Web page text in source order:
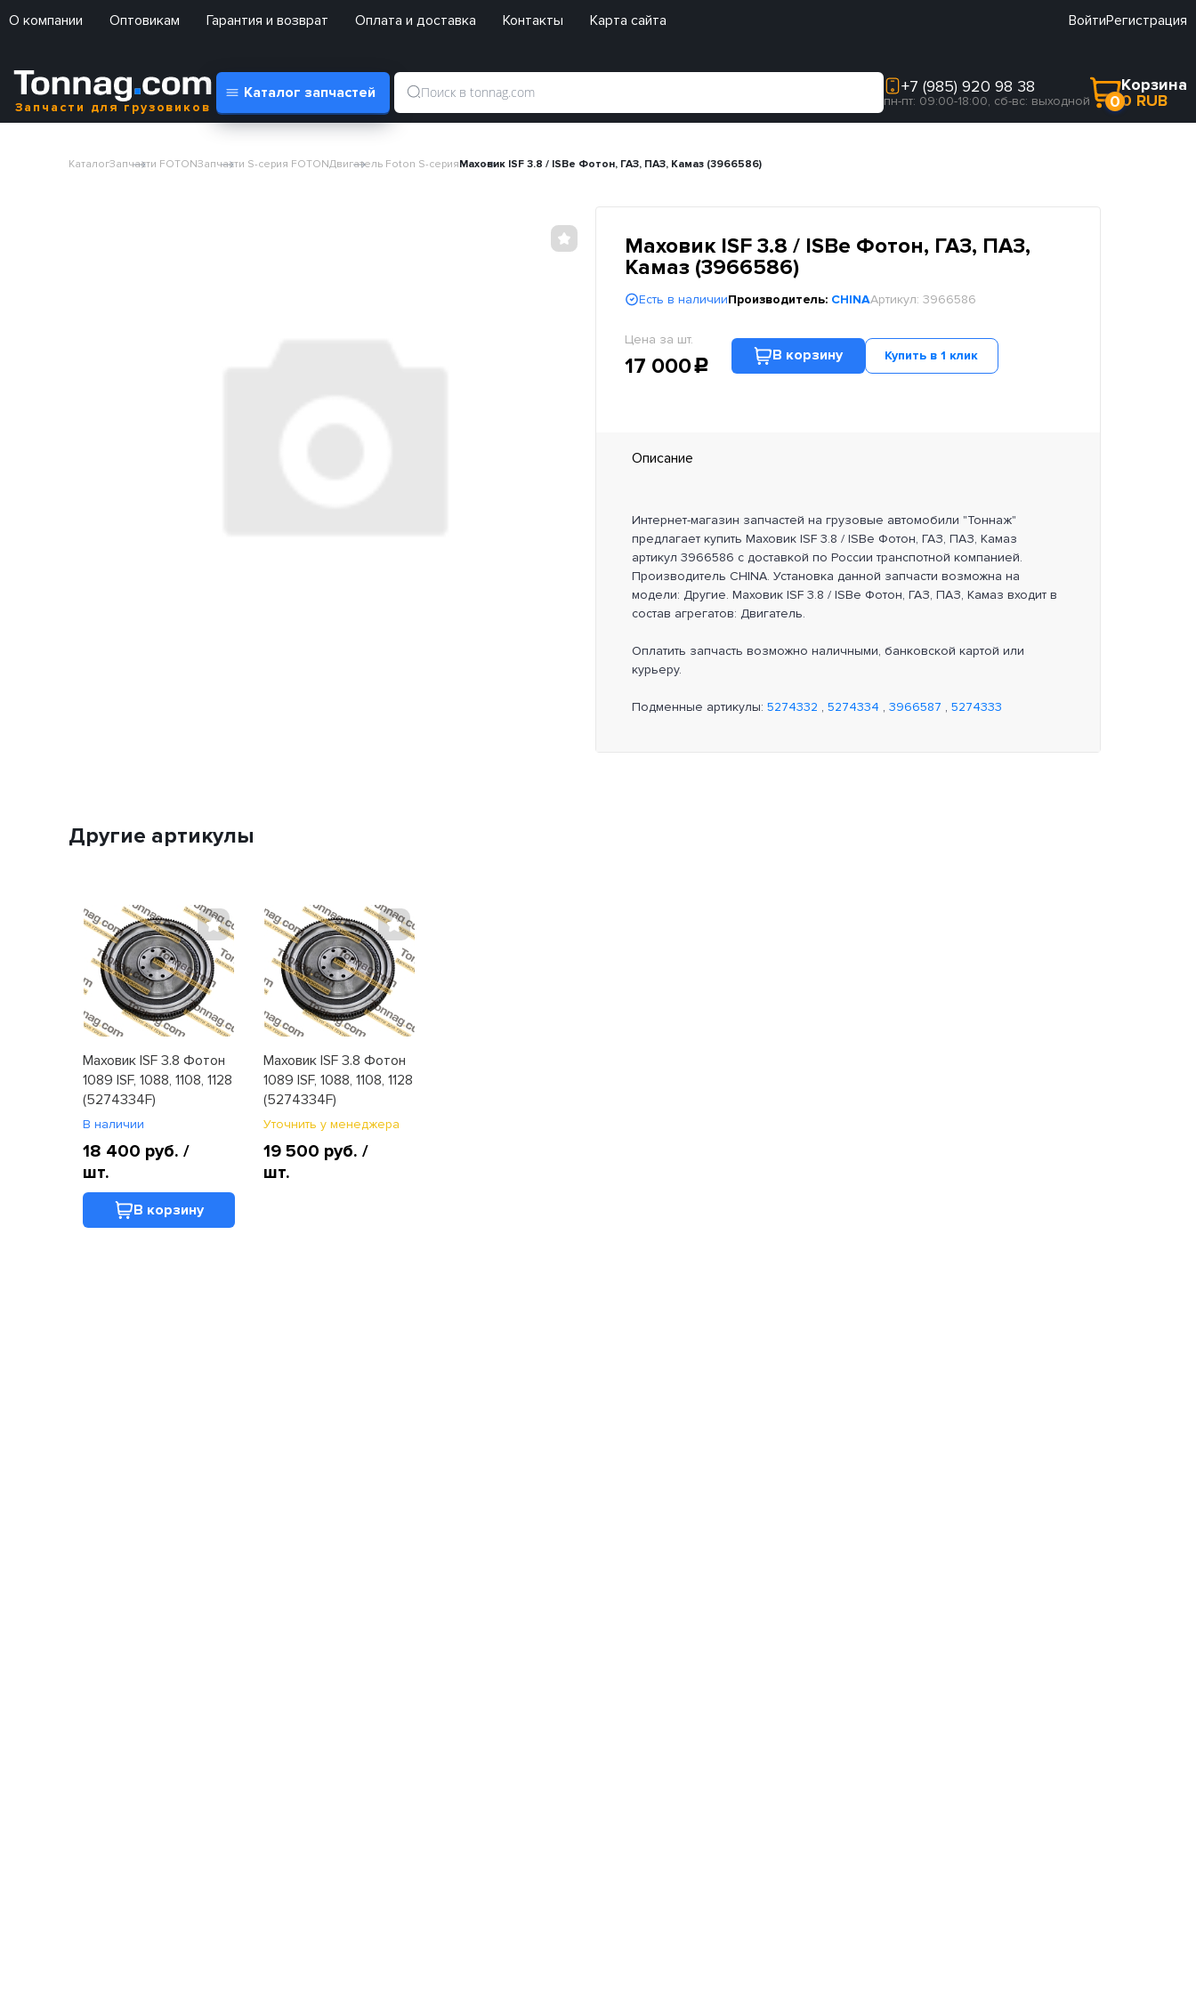
О компании Оптовикам Гарантия и возврат Оплата и доставка Контакты Карта сайта ВойтиРегистрация
Запчасти для грузовиков
Каталог запчастей +7 (985) 920 98 38
пн-пт: 09:00-18:00, сб-вс: выходной 0
Корзина
0 RUB
КаталогЗапчасти FOTONЗапчасти S-серия FOTONДвигатель Foton S-серияМаховик ISF 3.8 / ISBe Фотон, ГАЗ, ПАЗ, Камаз (3966586)
Маховик ISF 3.8 / ISBe Фотон, ГАЗ, ПАЗ,
Камаз (3966586)
Есть в наличииПроизводитель: CHINAАртикул: 3966586
Цена за шт.
17 000c
В корзину Купить в 1 клик
Описание
Интернет-магазин запчастей на грузовые автомобили "Тоннаж"
предлагает купить Маховик ISF 3.8 / ISBe Фотон, ГАЗ, ПАЗ, Камаз
артикул 3966586 с доставкой по России транспотной компанией.
Производитель CHINA. Установка данной запчасти возможна на
модели: Другие. Маховик ISF 3.8 / ISBe Фотон, ГАЗ, ПАЗ, Камаз входит в
состав агрегатов: Двигатель.
Оплатить запчасть возможно наличными, банковской картой или
курьеру.
Подменные артикулы: 5274332 , 5274334 , 3966587 , 5274333
Другие артикулы
Маховик ISF 3.8 Фотон
1089 ISF, 1088, 1108, 1128
(5274334F)
В наличии
18 400 руб./
шт.
В корзину
Маховик ISF 3.8 Фотон
1089 ISF, 1088, 1108, 1128
(5274334F)
Уточнить у менеджера
19 500 руб./
шт.